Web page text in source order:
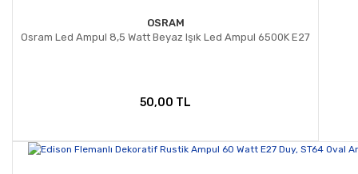
OSRAM
Osram Led Ampul 8,5 Watt Beyaz Işık Led Ampul 6500K E27
50,00 TL